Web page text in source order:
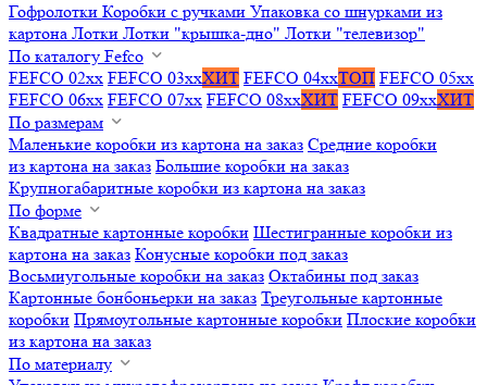
Гофролотки Коробки с ручками Упаковка со шнурками из
картона Лотки Лотки "крышка-дно" Лотки "телевизор"
По каталогу Fefco
FEFCO 02xx FEFCO 03xxХИТ FEFCO 04xxТОП FEFCO 05xx
FEFCO 06xx FEFCO 07xx FEFCO 08xxХИТ FEFCO 09xxХИТ
По размерам
Маленькие коробки из картона на заказ Средние коробки
из картона на заказ Большие коробки на заказ
Крупногабаритные коробки из картона на заказ
По форме
Квадратные картонные коробки Шестигранные коробки из
картона на заказ Конусные коробки под заказ
Восьмиугольные коробки на заказ Октабины под заказ
Картонные бонбоньерки на заказ Треугольные картонные
коробки Прямоугольные картонные коробки Плоские коробки
из картона на заказ
По материалу